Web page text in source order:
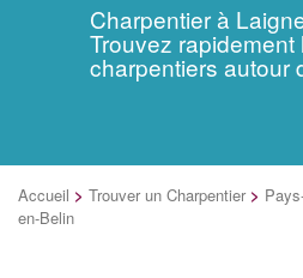
Charpentier à
Trouvez rapidement
charpentiers autour
Accueil > Trouver un Charpentier >
en-Belin